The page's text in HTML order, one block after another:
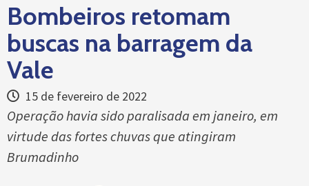
Bombeiros retomam
buscas na barragem da
Vale
15 de fevereiro de 2022
Operação havia sido paralisada em janeiro, em
virtude das fortes chuvas que atingiram
Brumadinho